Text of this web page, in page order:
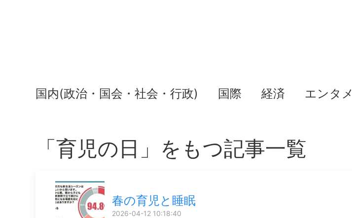
国内(政治・国会・社会・行政) 国際 経済 エンタメ
「育児の日」をもつ記事一覧
春の育児と睡眠
2026-04-12 10:18:40